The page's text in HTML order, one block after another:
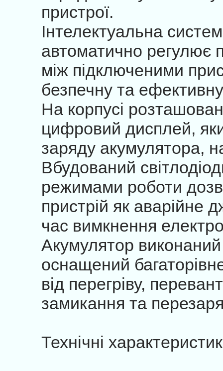
пристрої.
Інтелектуальна
автоматично регулює
між підключеними
безпечну та
На корпусі
цифровий дисплей,
заряду акумулятора,
Вбудований
режимами роботи
пристрій як аварійне
час вимкнення
Акумулятор
оснащений
від перегріву,
замикання та
Технічні